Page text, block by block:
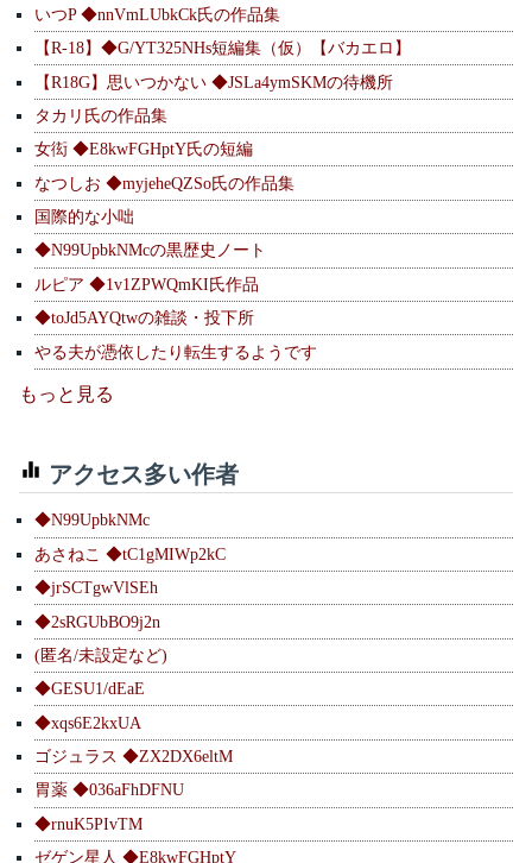
いつP ◆nnVmLUbkCk氏の作品集
【R-18】◆G/YT325NHs短編集（仮）【バカエロ】
【R18G】思いつかない ◆JSLa4ymSKMの待機所
タカリ氏の作品集
女衒 ◆E8kwFGHptY氏の短編
なつしお ◆myjeheQZSo氏の作品集
国際的な小咄
◆N99UpbkNMcの黒歴史ノート
ルピア ◆1v1ZPWQmKI氏作品
◆toJd5AYQtwの雑談・投下所
やる夫が憑依したり転生するようです
もっと見る
アクセス多い作者
◆N99UpbkNMc
あさねこ ◆tC1gMIWp2kC
◆jrSCTgwVlSEh
◆2sRGUbBO9j2n
(匿名/未設定など)
◆GESU1/dEaE
◆xqs6E2kxUA
ゴジュラス ◆ZX2DX6eltM
胃薬 ◆036aFhDFNU
◆rnuK5PIvTM
ゼゲン星人 ◆E8kwFGHptY